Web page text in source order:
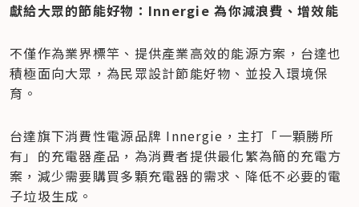
獻給大眾的節能好物：Innergie 為你減浪費、增效能
不僅作為業界標竿、提供產業高效的能源方案，台達也
積極面向大眾，為民眾設計節能好物、並投入環境保
育。
台達旗下消費性電源品牌 Innergie，主打「一顆勝所
有」的充電器產品，為消費者提供最化繁為簡的充電方
案，減少需要購買多顆充電器的需求、降低不必要的電
子垃圾生成。